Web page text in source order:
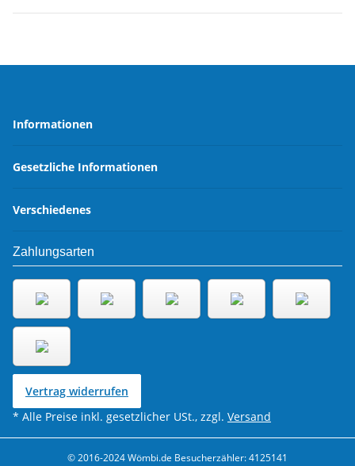
Informationen
Gesetzliche Informationen
Verschiedenes
Zahlungsarten
Vertrag widerrufen
* Alle Preise inkl. gesetzlicher USt., zzgl. Versand
© 2016-2024 Wömbi.de Besucherzähler: 4125141